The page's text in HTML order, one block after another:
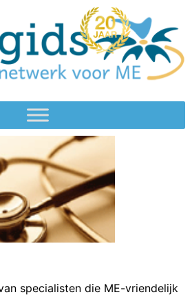
specialisten die ME-vriendelijk